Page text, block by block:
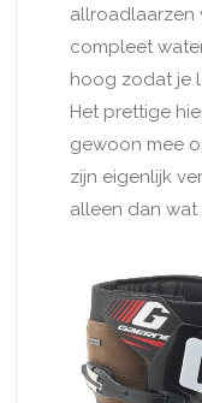
allroadlaarzen
compleet
hoog zodat je
Het prettige
gewoon mee
zijn eigenlijk
alleen dan wat